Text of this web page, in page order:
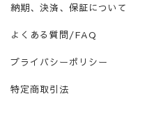
納期、決済、保証について
よくある質問/FAQ
プライバシーポリシー
特定商取引法